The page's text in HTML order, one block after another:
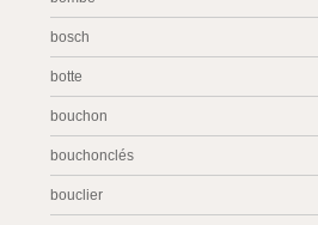
bosch
botte
bouchon
bouchonclés
bouclier